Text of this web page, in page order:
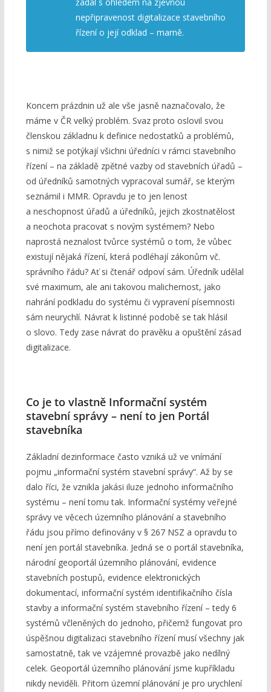
nepřipravenost digitalizace stavebního
řízení o její odklad – marně.
Koncem prázdnin už ale vše jasně naznačovalo, že
máme v ČR velký problém. Svaz proto oslovil svou
členskou základnu k definice nedostatků a problémů,
s nimiž se potýkají všichni úředníci v rámci stavebního
řízení – na základě zpětné vazby od stavebních úřadů –
od úředníků samotných vypracoval sumář, se kterým
seznámil i MMR. Opravdu je to jen lenost
a neschopnost úřadů a úředníků, jejich zkostnatělost
a neochota pracovat s novým systémem? Nebo
naprostá neznalost tvůrce systémů o tom, že vůbec
existují nějaká řízení, která podléhají zákonům vč.
správního řádu? Ať si čtenář odpoví sám. Úředník udělal
své maximum, ale ani takovou malichernost, jako
nahrání podkladu do systému či vypravení písemnosti
sám neurychlí. Návrat k listinné podobě se tak hlásil
o slovo. Tedy zase návrat do pravěku a opuštění zásad
digitalizace.
Co je to vlastně Informační systém
stavební správy – není to jen Portál
stavebníka
Základní dezinformace často vzniká už ve vnímání
pojmu „informační systém stavební správy“. Až by se
dalo říci, že vznikla jakási iluze jednoho informačního
systému – není tomu tak. Informační systémy veřejné
správy ve věcech územního plánování a stavebního
řádu jsou přímo definovány v § 267 NSZ a opravdu to
není jen portál stavebníka. Jedná se o portál stavebníka,
národní geoportál územního plánování, evidence
stavebních postupů, evidence elektronických
dokumentací, informační systém identifikačního čísla
stavby a informační systém stavebního řízení – tedy 6
systémů včleněných do jednoho, přičemž fungovat pro
úspěšnou digitalizaci stavebního řízení musí všechny jak
samostatně, tak ve vzájemné provazbě jako nedílný
celek. Geoportál územního plánování jsme kupříkladu
nikdy neviděli. Přitom územní plánování je pro urychlení